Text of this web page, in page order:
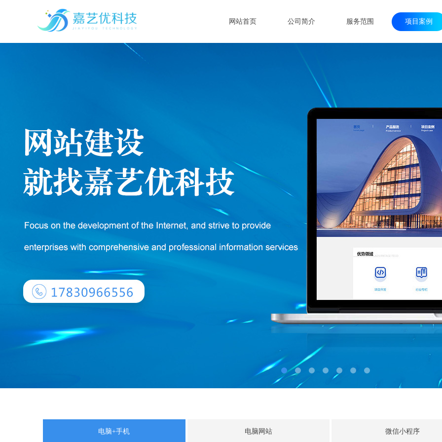
网站首页 公司简介 服务范围 项目案例
电脑+手机 电脑网站 微信小程序